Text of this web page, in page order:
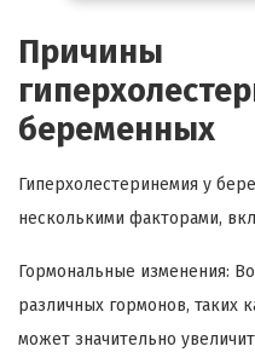
Причины
беременных
Гиперхолестеринемия у
несколькими факторами,
Гормональные изменения:
различных гормонов, таких
может значительно